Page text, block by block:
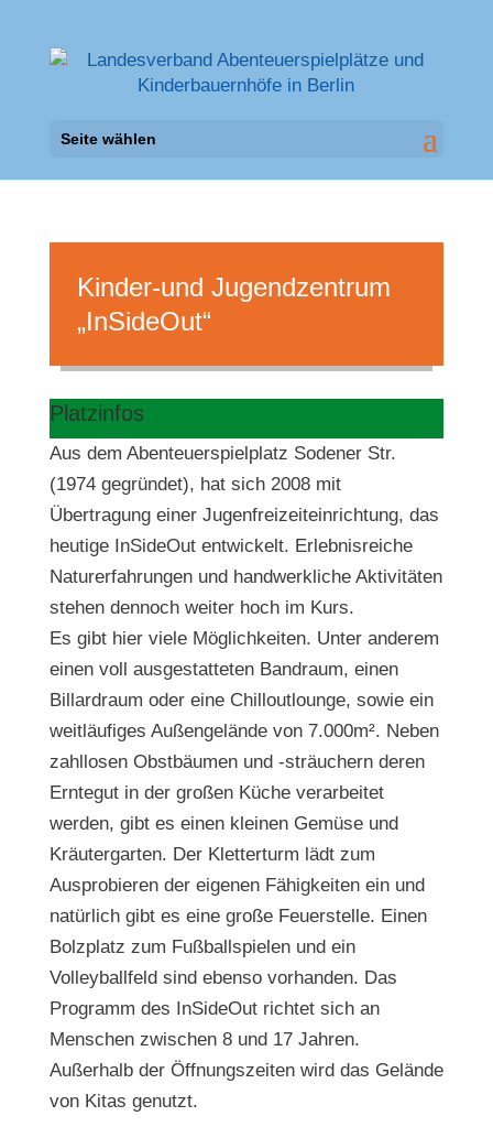
Seite wählen
Kinder-und Jugendzentrum
„InSideOut“
Platzinfos
Aus dem Abenteuerspielplatz Sodener Str.
(1974 gegründet), hat sich 2008 mit
Übertragung einer Jugenfreizeiteinrichtung, das
heutige InSideOut entwickelt. Erlebnisreiche
Naturerfahrungen und handwerkliche Aktivitäten
stehen dennoch weiter hoch im Kurs.
Es gibt hier viele Möglichkeiten. Unter anderem
einen voll ausgestatteten Bandraum, einen
Billardraum oder eine Chilloutlounge, sowie ein
weitläufiges Außengelände von 7.000m². Neben
zahllosen Obstbäumen und -sträuchern deren
Erntegut in der großen Küche verarbeitet
werden, gibt es einen kleinen Gemüse und
Kräutergarten. Der Kletterturm lädt zum
Ausprobieren der eigenen Fähigkeiten ein und
natürlich gibt es eine große Feuerstelle. Einen
Bolzplatz zum Fußballspielen und ein
Volleyballfeld sind ebenso vorhanden. Das
Programm des InSideOut richtet sich an
Menschen zwischen 8 und 17 Jahren.
Außerhalb der Öffnungszeiten wird das Gelände
von Kitas genutzt.